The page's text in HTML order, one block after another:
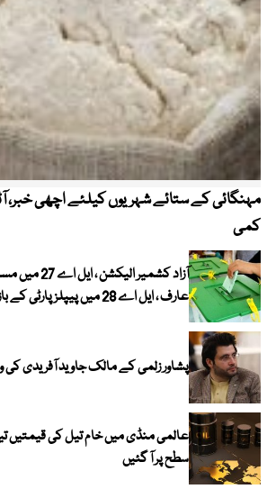
مہنگائی کے ستائے شہریوں کیلئے اچھی
کمی
آزاد کشمیر
عارف ، ایل اے 28 میں پیپلز پارٹی کے بازل نقوی کامیاب
پشاور زلمی کے مالک جاوید آفریدی کی
عالمی منڈی میں خام تیل کی قیمتیں
سطح پر آ گئیں